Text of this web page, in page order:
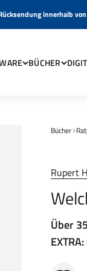
innerhalb
BÜCHER
Bücher
Rupert
Über